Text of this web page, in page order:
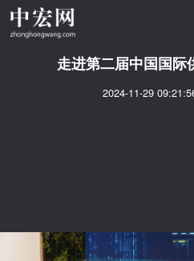
走进第二届中国国际
2024-11-29